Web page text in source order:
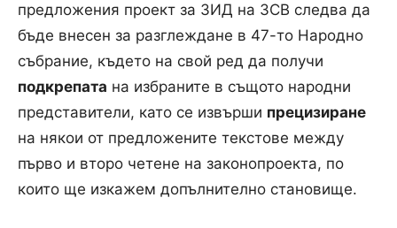
предложения проект за ЗИД на ЗСВ следва да
бъде внесен за разглеждане в 47-то Народно
събрание, където на свой ред да получи
подкрепата на избраните в същото народни
представители, като се извърши прецизиране
на някои от предложените текстове между
първо и второ четене на законопроекта, по
които ще изкажем допълнително становище.